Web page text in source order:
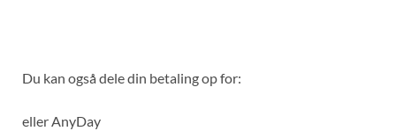
Du kan også dele din betaling op for:
ellerAnyDay